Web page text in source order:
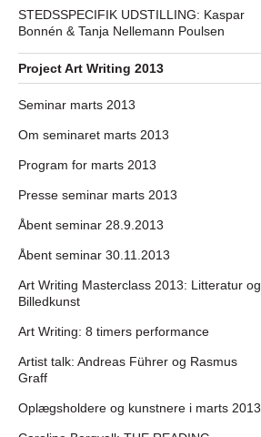
STEDSSPECIFIK UDSTILLING: Kaspar
Bonnén & Tanja Nellemann Poulsen
Project Art Writing 2013
Seminar marts 2013
Om seminaret marts 2013
Program for marts 2013
Presse seminar marts 2013
Åbent seminar 28.9.2013
Åbent seminar 30.11.2013
Art Writing Masterclass 2013: Litteratur og
Billedkunst
Art Writing: 8 timers performance
Artist talk: Andreas Führer og Rasmus
Graff
Oplægsholdere og kunstnere i marts 2013